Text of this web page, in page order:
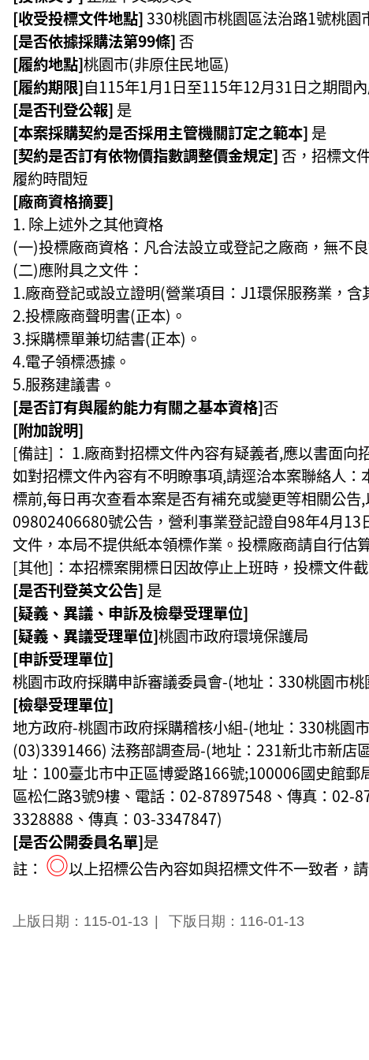
[收受投標文件地點]330桃園市桃園區法治路1號桃園
[是否依據採購法第99條] 否
[履約地點]桃園市(非原住民地區)
[履約期限]自115年1月1日至115年12月31日之期間
[是否刊登公報] 是
[本案採購契約是否採用主管機關訂定之範本] 是
[契約是否訂有依物價指數調整價金規定] 否，招標文
履約時間短
[廠商資格摘要]
除上述外之其他資格
(一)投標廠商資格：凡合法設立或登記之廠商，無不
(二)應附具之文件：
1.廠商登記或設立證明(營業項目：J1環保服務業，含
2.投標廠商聲明書(正本)。
3.採購標單兼切結書(正本)。
4.電子領標憑據。
5.服務建議書。
[是否訂有與履約能力有關之基本資格]否
[附加說明]
[備註]： 1.廠商對招標文件內容有疑義者,應以書面
如對招標文件內容有不明瞭事項,請逕洽本案聯絡人
標前,每日再次查看本案是否有補充或變更等相關公
09802406680號公告，營利事業登記證自98年4月
文件，本局不提供紙本領標作業。投標廠商請自行
[其他]：本招標案開標日因故停止上班時，投標文件
[是否刊登英文公告] 是
[疑義、異議、申訴及檢舉受理單位]
[疑義、異議受理單位]桃園市政府環境保護局
[申訴受理單位]
桃園市政府採購申訴審議委員會-(地址：330桃園市
[檢舉受理單位]
地方政府-桃園市政府採購稽核小組-(地址：330桃
(03)3391466) 法務部調查局-(地址：231新北市新
址：100臺北市中正區博愛路166號;100006國史館
區松仁路3號9樓、電話：02-87897548、傳真：02-
3328888、傳真：03-3347847)
[是否公開委員名單]是
註： ◎以上招標公告內容如與招標文件不一致者，
上版日期：115-01-13 下版日期：116-01-13